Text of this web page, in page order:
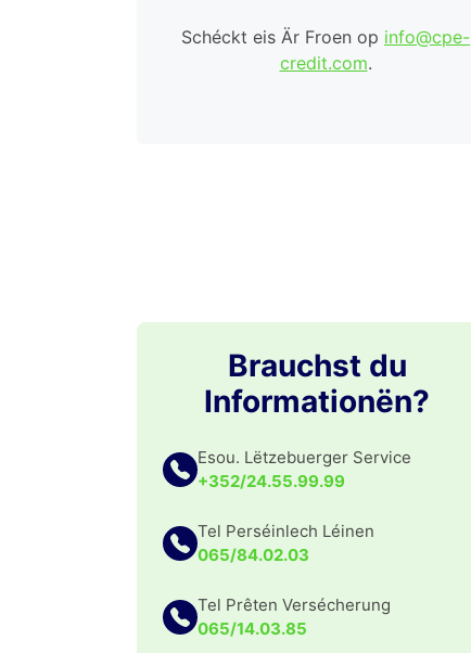
Schéckt eis Är Froen op info@cpe-
credit.com.
Brauchst du
Informationën?
Esou. Lëtzebuerger Service
+352/24.55.99.99
Tel Perséinlech Léinen
065/84.02.03
Tel Prêten Versécherung
065/14.03.85